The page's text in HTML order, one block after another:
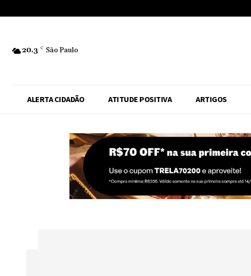
20.3 C São Paulo
ALERTA CIDADÃO ATITUDE POSITIVA ARTIGOS